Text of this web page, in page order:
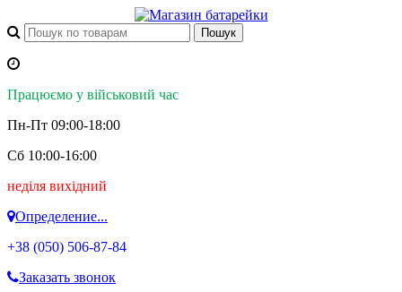
Працюємо у військовий час
Пн-Пт 09:00-18:00
Сб 10:00-16:00
неділя вихідний
Определение...
+38 (050) 506-87-84
Заказать звонок